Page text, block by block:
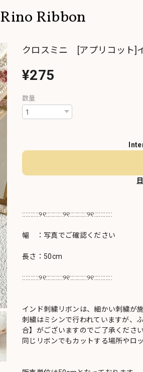
Rino Ribbon
クロスミニ [アプリコット]
¥275
数量
::::::::::୨୧::::::::::୨୧::::::::::୨୧:::::::::::
幅 ：写真でご確認ください
長さ：50cm
::::::::::୨୧::::::::::୨୧::::::::::୨୧:::::::::::
インド刺繍リボンは、細かい刺繍が
刺繍はミシンで行われていますが、
合】がございますのでご了承ください
同じリボンでもカットする場所やロ